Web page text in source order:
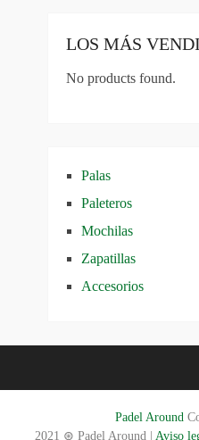
LOS MÁS
No products found.
Palas
Paleteros
Mochilas
Zapatillas
Accesorios
Padel Around
2021 ⊛ Padel Around |
Aviso